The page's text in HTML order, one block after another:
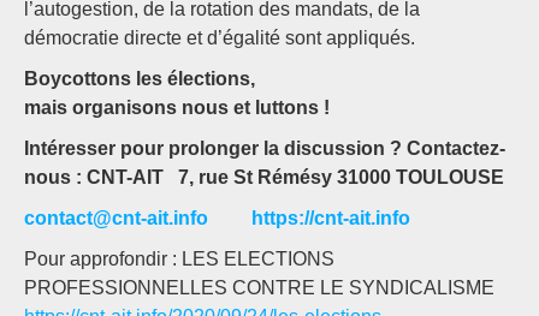
l’autogestion, de la rotation des mandats, de la
démocratie directe et d’égalité sont appliqués.
Boycottons les élections,
mais organisons nous et luttons !
Intéresser pour prolonger la discussion ? Contactez-
nous : CNT-AIT 7, rue St Rémésy 31000 TOULOUSE
contact@cnt-ait.info
https://cnt-ait.info
Pour approfondir : LES ELECTIONS
PROFESSIONNELLES CONTRE LE SYNDICALISME